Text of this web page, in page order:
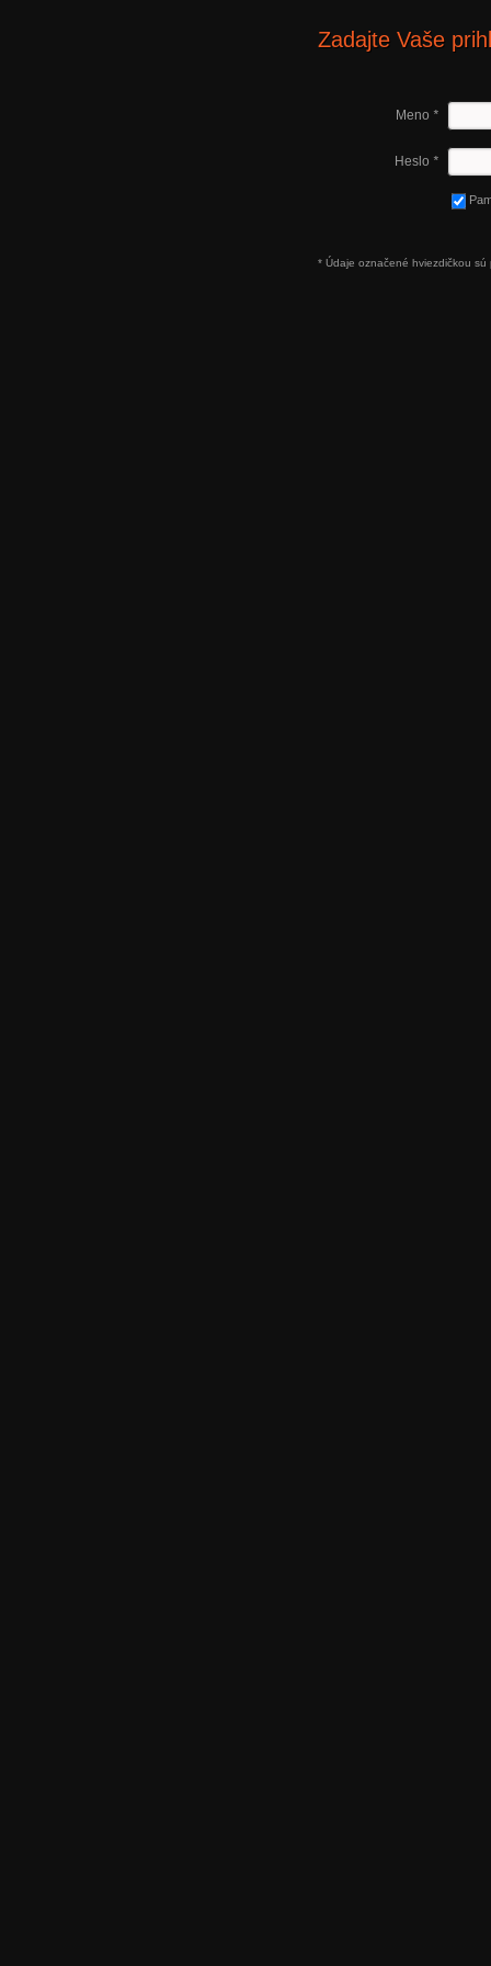
Zadajte Vaše
Meno *
Heslo *
* Údaje označené hviezdičkou sú